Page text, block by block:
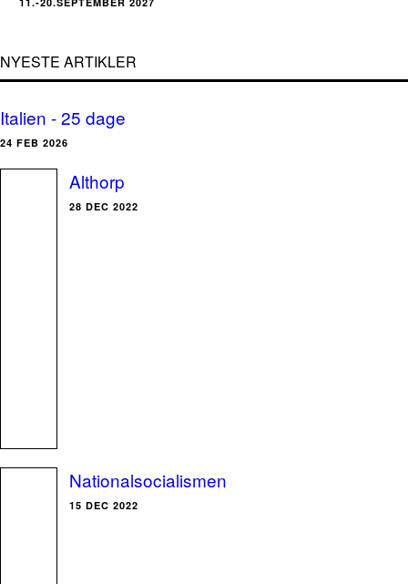
NYESTE ARTIKLER
Italien - 25 dage
24 FEB 2026
Althorp
28 DEC 2022
Nationalsocialismen
15 DEC 2022